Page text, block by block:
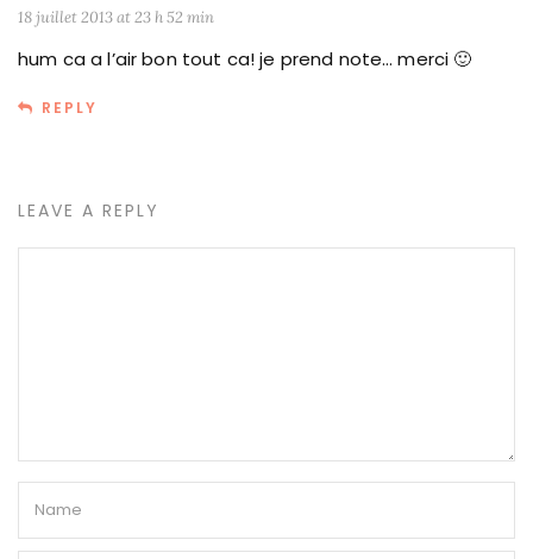
18 juillet 2013 at 23 h 52 min
hum ca a l’air bon tout ca! je prend note… merci 🙂
REPLY
LEAVE A REPLY